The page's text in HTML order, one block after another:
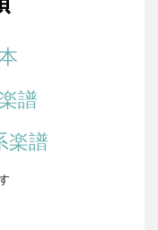
譜
楽譜